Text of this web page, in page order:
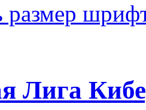
размер
Лига